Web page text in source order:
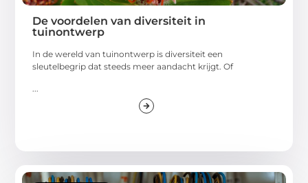
De voordelen van diversiteit in
tuinontwerp
In de wereld van tuinontwerp is diversiteit een
sleutelbegrip dat steeds meer aandacht krijgt. Of
...